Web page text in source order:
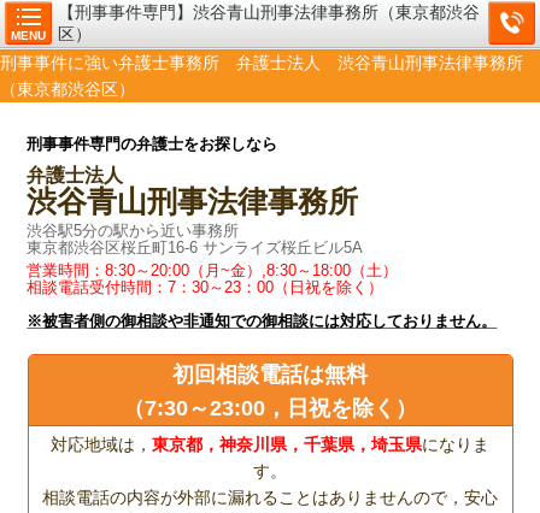
MENU
【刑事事件専門】渋谷青山刑事法律事務所（東京都渋谷
区）
刑事事件に強い弁護士事務所 弁護士法人 渋谷青山刑事法律事務所
（東京都渋谷区）
刑事事件専門の弁護士をお探しなら
弁護士法人
渋谷青山刑事法律事務所
渋谷駅5分の駅から近い事務所
東京都渋谷区桜丘町16-6 サンライズ桜丘ビル5A
営業時間：8:30～20:00（月~金）,8:30～18:00（土）
相談電話受付時間：7：30～23：00（日祝を除く）
※被害者側の御相談や非通知での御相談には対応しておりません。
初回相談電話は無料
（7:30～23:00，日祝を除く）
対応地域は， 東京都，神奈川県，千葉県，埼玉県になりま
す。
相談電話の内容が外部に漏れることはありませんので，安心